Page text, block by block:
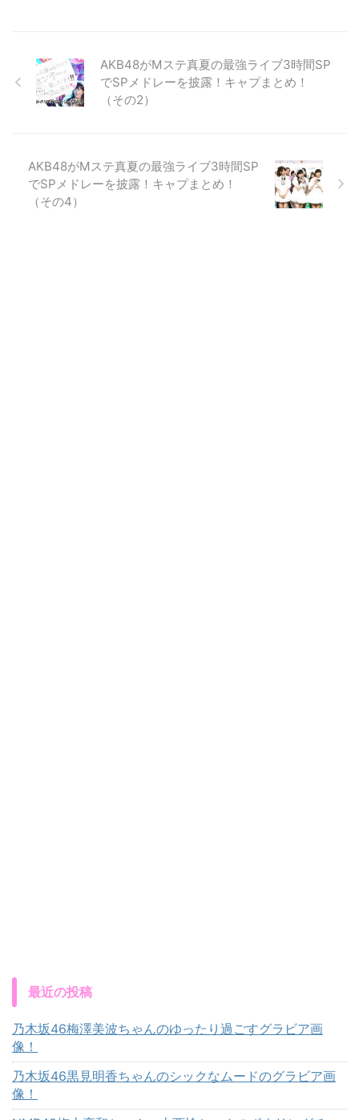
AKB48がMステ真夏の最強ライブ3時間SP
でSPメドレーを披露！キャプまとめ！
（その2）
AKB48がMステ真夏の最強ライブ3時間SP
でSPメドレーを披露！キャプまとめ！
（その4）
最近の投稿
乃木坂46梅澤美波ちゃんのゆったり過ごすグラビア画
像！
乃木坂46黒見明香ちゃんのシックなムードのグラビア画
像！